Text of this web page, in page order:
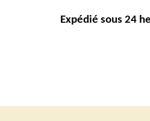
Expédié sous 24